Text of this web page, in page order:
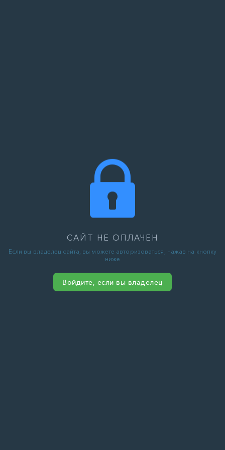
САЙТ НЕ ОПЛАЧЕН
Если вы владелец сайта, вы можете авторизоваться, нажав на кнопку
ниже
Войдите, если вы владелец